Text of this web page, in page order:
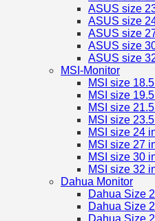
ASUS size
ASUS size
ASUS size
ASUS size
ASUS size
MSI-Monitor
MSI size
MSI size
MSI size
MSI size
MSI size 24
MSI size 27
MSI size 30
MSI size 32
Dahua Monitor
Dahua Size
Dahua Size